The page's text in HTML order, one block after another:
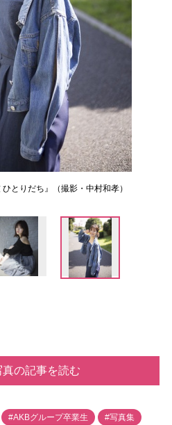
とりだち』（撮影・中村和孝）
真の記事を読む
#AKBグループ卒業生 #写真集